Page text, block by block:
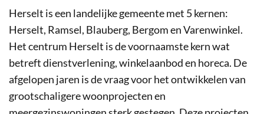
Herselt is een landelijke gemeente met 5 kernen:
Herselt, Ramsel, Blauberg, Bergom en Varenwinkel.
Het centrum Herselt is de voornaamste kern wat
betreft dienstverlening, winkelaanbod en horeca. De
afgelopen jaren is de vraag voor het ontwikkelen van
grootschaligere woonprojecten en